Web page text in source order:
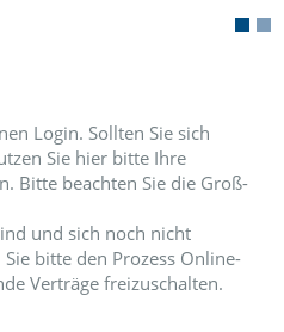
Login. Sollten Sie sich
Sie hier bitte Ihre
Bitte beachten Sie die Groß-
und sich noch nicht
bitte den Prozess Online-
Verträge freizuschalten.